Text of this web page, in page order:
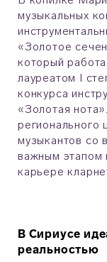
музыкальных
«Золотое
который
лауреатом I
конкурса
«Золотая
музыкантов со
важным этапом
карьере
В Сириусе
реальностью